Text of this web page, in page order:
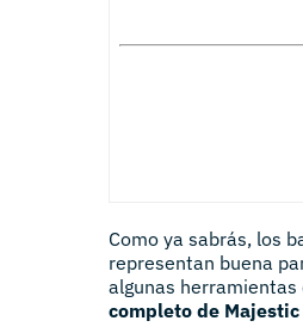
Como ya sabrás, los
representan buena
algunas
completo de Majestic